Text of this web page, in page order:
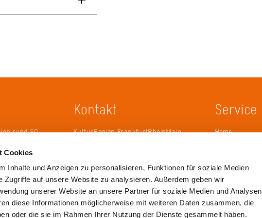
Cookies
Inhalte und Anzeigen zu personalisieren, Funktionen für soziale Medien
Zugriffe auf unsere Website zu analysieren. Außerdem geben wir
unserer Website an unsere Partner für soziale Medien und Analysen
diese Informationen möglicherweise mit weiteren Daten zusammen, die
oder die sie im Rahmen Ihrer Nutzung der Dienste gesammelt haben.
rund 50
2005 die
zu
Kontakt
KulturRegion FrankfurtRheinMain
Tel.: +49 69 2577-1700
Fax: +49 69 2577-1750
E-Mail:info@krfrm.de
Service
Home